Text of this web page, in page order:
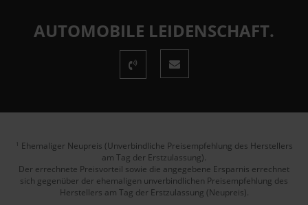
AUTOMOBILE LEIDENSCHAFT.
1 Ehemaliger Neupreis (Unverbindliche Preisempfehlung des Herstellers
am Tag der Erstzulassung).
Der errechnete Preisvorteil sowie die angegebene Ersparnis errechnet
sich gegenüber der ehemaligen unverbindlichen Preisempfehlung des
Herstellers am Tag der Erstzulassung (Neupreis).